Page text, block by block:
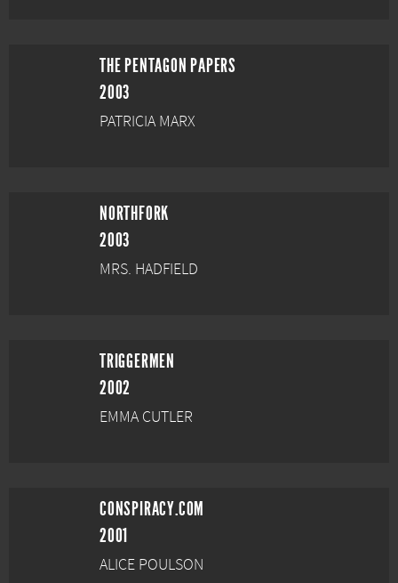
THE PENTAGON PAPERS
2003
PATRICIA MARX
NORTHFORK
2003
MRS. HADFIELD
TRIGGERMEN
2002
EMMA CUTLER
CONSPIRACY.COM
2001
ALICE POULSON